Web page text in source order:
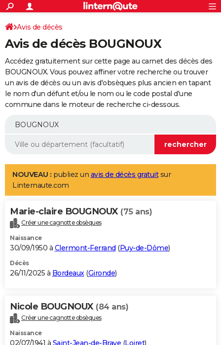
ACTUALITÉS
Politique
Société
Faits Divers
Education
Monde
Villes
+
SPORT
Coupe du monde 2026
Football
Tennis
Cyclisme
Rugby
Forum
Programme TV
TNT
Streaming
Cinéma
Sorties cinéma
Musique
+
FINANCE
Impôts
Immobilier
Risques naturels par ville
Banque
Assurance
Crédit
AUTO
Essais
Réserver un essai
Citadines
Berlines
SUV
Forum auto
+
Mobiles
Meilleur smartphone
Internet
Ordinateurs
Jeux vidéo
Guide high-tech
Aménagement intérieur
LIFESTYLE
Art de vivre
Bien-être
Loisirs
Mode
Modes de vie
Alimentation
Guide de la santé
Maladies
Médicaments
Sommeil
VOYAGE
Destinations
City break
Voyage nature
Voyage de noces
Forum
Climat
+PHOTO
GUIDES D'ACHAT
BONS PLANS
Carte de Noël
Carte Bonne année
Carte Saint-Valentin
Carte Pâques
Carte d'anniversaire
DICTIONNAIRE
Dictionnaire
Biographies
Citations
Expressions
Proverbes
PROGRAMME TV
Avis de décès
Avis de décès BOUGNOUX
Accédez gratuitement sur cette page au carnet des décès des
BOUGNOUX. Vous pouvez affiner votre recherche ou trouver
un avis de décès ou un avis d'obsèques plus ancien en tapant
le nom d'un défunt et/ou le nom ou le code postal d'une
commune dans le moteur de recherche ci-dessous.
NOUVEAU : publiez un avis de décès gratuitsur
Linternaute.com
Marie-claire BOUGNOUX (75 ans)
Créer une cagnotte obsèques
Naissance
30/09/1950 à Clermont-Ferrand (Puy-de-Dôme)
Décès
26/11/2025 à Bordeaux(Gironde)
Nicole BOUGNOUX (84 ans)
Créer une cagnotte obsèques
Naissance
02/07/1941 à Saint-Jean-de-Braye (Loiret)